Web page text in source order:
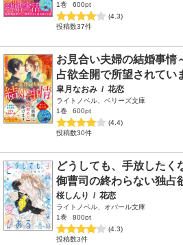
1巻
600pt
(4.3)
投稿数37件
お見合い夫婦の結婚事情
占欲全開で所望されてい
皐月なおみ / 花恋
ライトノベル、ベリーズ文庫
1巻
600pt
(4.4)
投稿数30件
どうしても、手放したく
御曹司の終わらない独占
桜しんり / 花恋
ライトノベル、オパール文庫
1巻
800pt
(4.3)
投稿数3件